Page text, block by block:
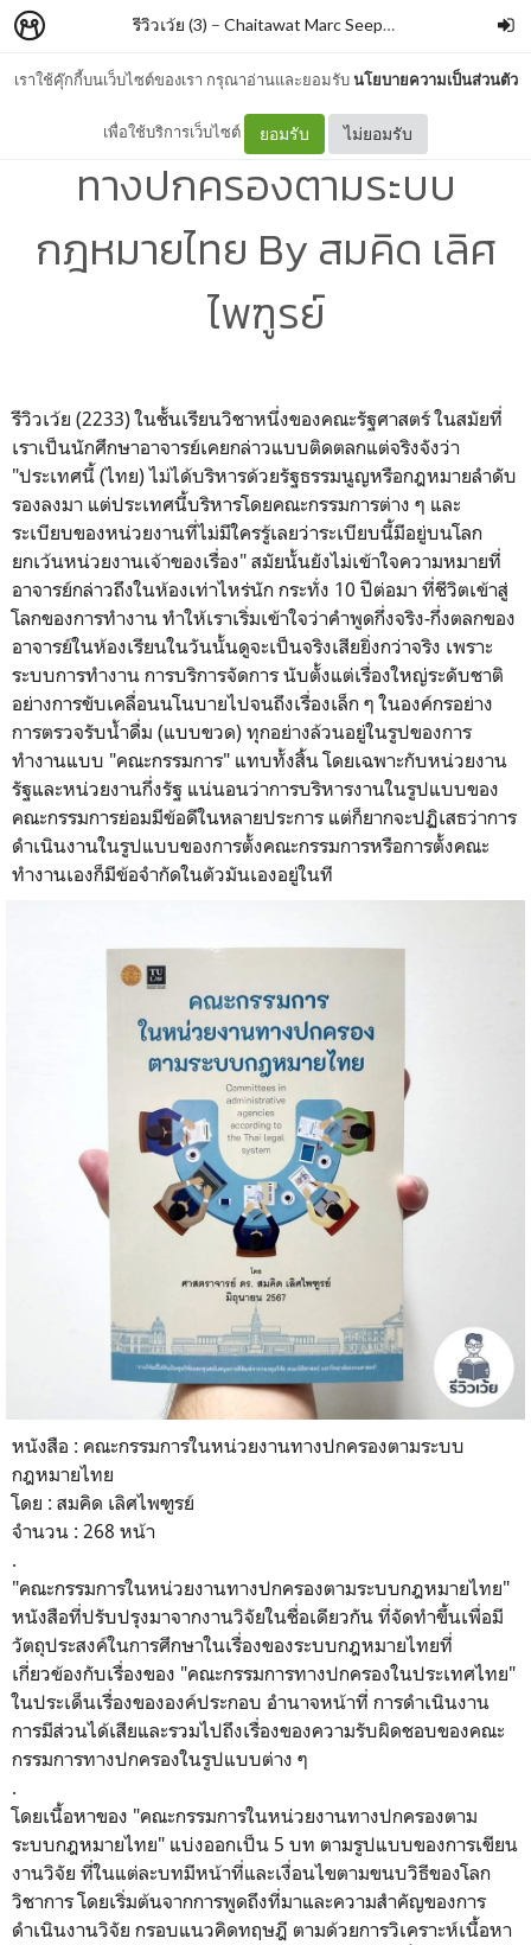
เราใช้คุ๊กกี้บนเว็บไซต์ของเรา กรุณาอ่านและยอมรับนโยบายความเป็นส่วนตัว
เพื่อใช้บริการเว็บไซต์ ยอมรับ ไม่ยอมรับ
รีวิวเว้ย (3) – Chaitawat Marc Seephongsai
คณะกรรมการในหน่วยงาน
ทางปกครองตามระบบ
กฎหมายไทย By สมคิด เลิศ
ไพฑูรย์
รีวิวเว้ย (2233) ในชั้นเรียนวิชาหนึ่งของคณะรัฐศาสตร์ ในสมัยที่
เราเป็นนักศึกษาอาจารย์เคยกล่าวแบบติดตลกแต่จริงจังว่า
"ประเทศนี้ (ไทย) ไม่ได้บริหารด้วยรัฐธรรมนูญหรือกฎหมายลำดับ
รองลงมา แต่ประเทศนี้บริหารโดยคณะกรรมการต่าง ๆ และ
ระเบียบของหน่วยงานที่ไม่มีใครรู้เลยว่าระเบียบนี้มีอยู่บนโลก
ยกเว้นหน่วยงานเจ้าของเรื่อง" สมัยนั้นยังไม่เข้าใจความหมายที่
อาจารย์กล่าวถึงในห้องเท่าไหร่นัก กระทั่ง 10 ปีต่อมา ที่ชีวิตเข้าสู่
โลกของการทำงาน ทำให้เราเริ่มเข้าใจว่าคำพูดกึ่งจริง-กึ่งตลกของ
อาจารย์ในห้องเรียนในวันนั้นดูจะเป็นจริงเสียยิ่งกว่าจริง เพราะ
ระบบการทำงาน การบริการจัดการ นับตั้งแต่เรื่องใหญ่ระดับชาติ
อย่างการขับเคลื่อนนโนบายไปจนถึงเรื่องเล็ก ๆ ในองค์กรอย่าง
การตรวจรับน้ำดื่ม (แบบขวด) ทุกอย่างล้วนอยู่ในรูปของการ
ทำงานแบบ "คณะกรรมการ" แทบทั้งสิ้น โดยเฉพาะกับหน่วยงาน
รัฐและหน่วยงานกึ่งรัฐ แน่นอนว่าการบริหารงานในรูปแบบของ
คณะกรรมการย่อมมีข้อดีในหลายประการ แต่ก็ยากจะปฏิเสธว่าการ
ดำเนินงานในรูปแบบของการตั้งคณะกรรมการหรือการตั้งคณะ
ทำงานเองก็มีข้อจำกัดในตัวมันเองอยู่ในที
หนังสือ : คณะกรรมการในหน่วยงานทางปกครองตามระบบ
กฎหมายไทย
โดย : สมคิด เลิศไพฑูรย์
จำนวน : 268 หน้า
.
"คณะกรรมการในหน่วยงานทางปกครองตามระบบกฎหมายไทย"
หนังสือที่ปรับปรุงมาจากงานวิจัยในชื่อเดียวกัน ที่จัดทำขึ้นเพื่อมี
วัตถุประสงค์ในการศึกษาในเรื่องของระบบกฎหมายไทยที่
เกี่ยวข้องกับเรื่องของ "คณะกรรมการทางปกครองในประเทศไทย"
ในประเด็นเรื่องขององค์ประกอบ อำนาจหน้าที่ การดำเนินงาน
การมีส่วนได้เสียและรวมไปถึงเรื่องของความรับผิดชอบของคณะ
กรรมการทางปกครองในรูปแบบต่าง ๆ
.
โดยเนื้อหาของ "คณะกรรมการในหน่วยงานทางปกครองตาม
ระบบกฎหมายไทย" แบ่งออกเป็น 5 บท ตามรูปแบบของการเขียน
งานวิจัย ที่ในแต่ละบทมีหน้าที่และเงื่อนไขตามขนบวิธีของโลก
วิชาการ โดยเริ่มต้นจากการพูดถึงที่มาและความสำคัญของการ
ดำเนินงานวิจัย กรอบแนวคิดทฤษฎี ตามด้วยการวิเคราะห์เนื้อหา